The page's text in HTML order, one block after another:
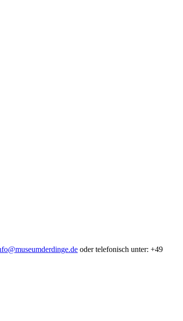
oder telefonisch unter: +49